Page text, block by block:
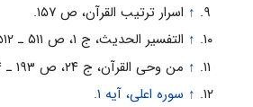
↑ اسرار ترتیب القرآن، ص ۱۵۷.
↑ التفسیر الحدیث، ج ۱، ص ۵۱۱ ـ ۵۱۲.
↑ من وحى القرآن، ج ۲۴، ص ۱۹۳ ـ ۱۹۴.
↑ سوره اعلی، آیه ۱.